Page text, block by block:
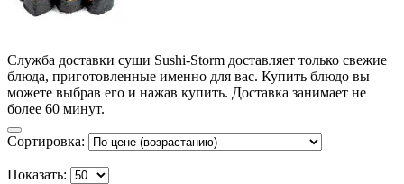
Служба доставки суши Sushi-Storm доставляет только свежие
блюда, приготовленные именно для вас. Купить блюдо вы
можете выбрав его и нажав купить. Доставка занимает не
более 60 минут.
Сортировка:
Показать: